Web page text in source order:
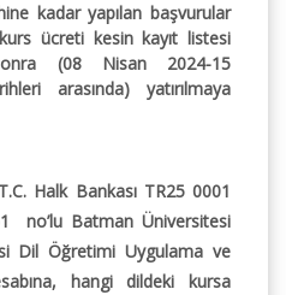
kadar yapılan başvurular
ücreti kesin kayıt listesi
(08 Nisan 2024-15
arasında) yatırılmaya
Halk Bankası TR25 0001
no’lu Batman Üniversitesi
Dil Öğretimi Uygulama ve
hangi dildeki kursa